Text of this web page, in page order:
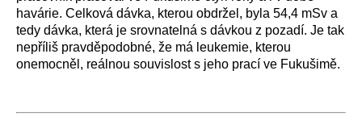
havárie. Celková dávka, kterou obdržel, byla 54,4 mSv a
tedy dávka, která je srovnatelná s dávkou z pozadí. Je tak
nepříliš pravděpodobné, že má leukemie, kterou
onemocněl, reálnou souvislost s jeho prací ve Fukušimě.